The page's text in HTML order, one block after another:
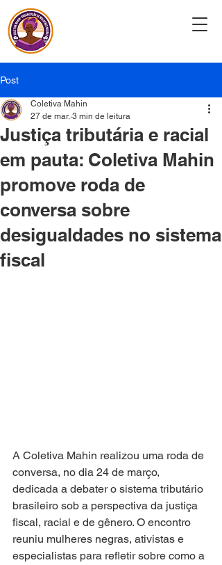
Post
Justiça tributária e racial
em pauta: Coletiva Mahin
promove roda de
conversa sobre
desigualdades no sistema
fiscal
Coletiva Mahin
27 de mar. 3 min de leitura
A Coletiva Mahin realizou uma roda de
conversa, no dia 24 de março,
dedicada a debater o sistema tributário
brasileiro sob a perspectiva da justiça
fiscal, racial e de gênero. O encontro
reuniu mulheres negras, ativistas e
especialistas para refletir sobre como a